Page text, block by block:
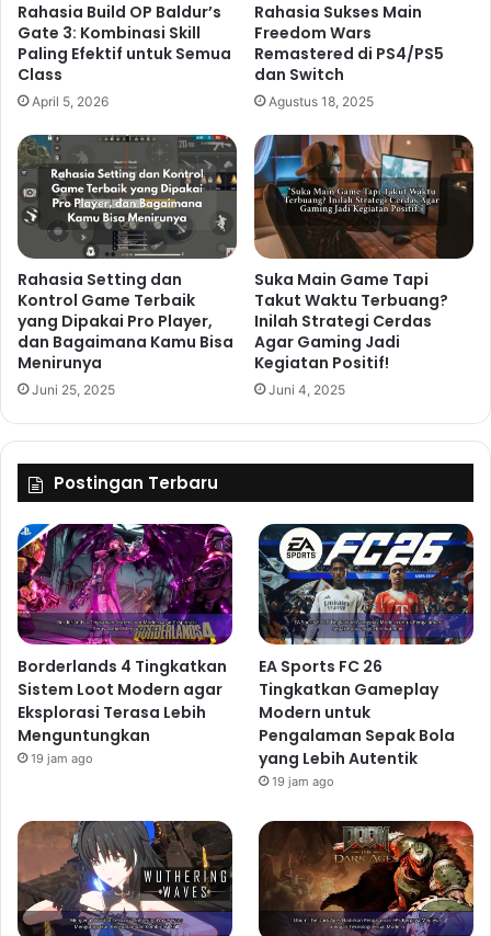
Rahasia Build OP Baldur’s
Gate 3: Kombinasi Skill
Paling Efektif untuk Semua
Class
April 5, 2026
Rahasia Sukses Main
Freedom Wars
Remastered di PS4/PS5
dan Switch
Agustus 18, 2025
Rahasia Setting dan
Kontrol Game Terbaik
yang Dipakai Pro Player,
dan Bagaimana Kamu Bisa
Menirunya
Juni 25, 2025
Suka Main Game Tapi
Takut Waktu Terbuang?
Inilah Strategi Cerdas
Agar Gaming Jadi
Kegiatan Positif!
Juni 4, 2025
Postingan Terbaru
Borderlands 4 Tingkatkan
Sistem Loot Modern agar
Eksplorasi Terasa Lebih
Menguntungkan
19 jam ago
EA Sports FC 26
Tingkatkan Gameplay
Modern untuk
Pengalaman Sepak Bola
yang Lebih Autentik
19 jam ago